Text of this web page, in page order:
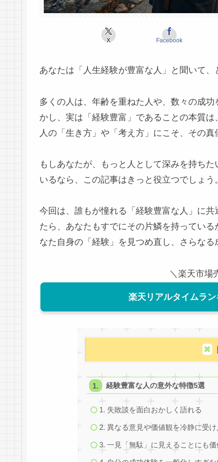
X Facebook
あなたは「人生経験が豊富な人」と聞いて
多くの人は、年齢を重ねた人や、数々の成
かし、実は「経験豊富」であることの本質
人の「生き方」や「考え方」にこそ、その
もしあなたが、もっと人として深みを持ち
いるなら、この記事はきっと役立つでしょう
今回は、誰もが憧れる「経験豊富な人」に共
たら、あなたもすでにその片鱗を持ってい
なた自身の「経験」を見つめ直し、さらな
＼楽天市場
楽天リアルタイムラ
経験豊富な人の意外な特徴5選
1. 失敗談を面白おかしく語れる
2. 異なる意見や価値観を冷静に受
3. 一見「無駄」に見えることにも